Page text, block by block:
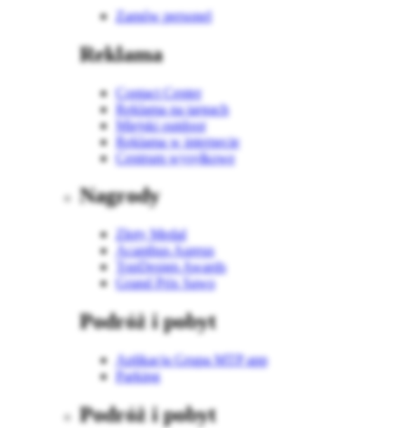
Zamów personel
Reklama
Contact Center
Reklama na targach
Miejski outdoor
Reklama w internecie
Centrum wysyłkowe
Nagrody
Złoty Medal
Acanthus Aureus
TopDesign Awards
Grand Prix Sawo
Podróż i pobyt
Aplikacja Grupa MTP app
Parking
Podróż i pobyt